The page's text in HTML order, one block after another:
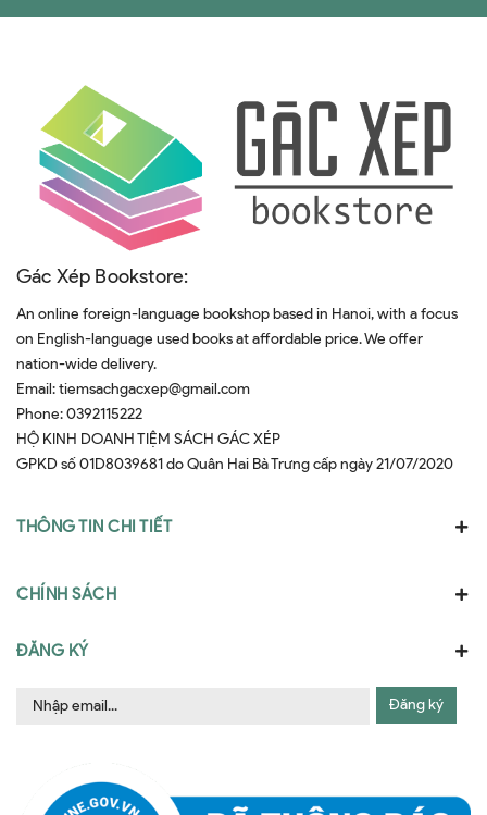
Gác Xép Bookstore:
An online foreign-language bookshop based in Hanoi, with a focus
on English-language used books at affordable price. We offer
nation-wide delivery.
Email:tiemsachgacxep@gmail.com
Phone:0392115222
HỘ KINH DOANH TIỆM SÁCH GÁC XÉP
GPKD số 01D8039681 do Quân Hai Bà Trưng cấp ngày 21/07/2020
THÔNG TIN CHI TIẾT
CHÍNH SÁCH
ĐĂNG KÝ
Đăng ký